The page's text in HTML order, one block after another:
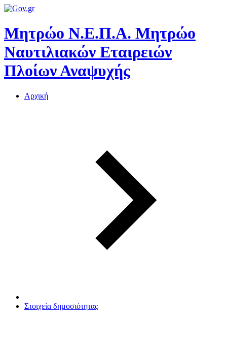
Μητρώο Ν.Ε.Π.Α. Μητρώο
Ναυτιλιακών Εταιρειών
Πλοίων Αναψυχής
Αρχική
Στοιχεία δημοσιότητας